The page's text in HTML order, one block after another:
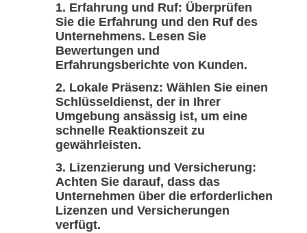
Erfahrung und Ruf: Überprüfen
Sie die Erfahrung und den Ruf des
Unternehmens. Lesen Sie
Bewertungen und
Erfahrungsberichte von Kunden.
Lokale Präsenz: Wählen Sie einen
Schlüsseldienst, der in Ihrer
Umgebung ansässig ist, um eine
schnelle Reaktionszeit zu
gewährleisten.
Lizenzierung und Versicherung:
Achten Sie darauf, dass das
Unternehmen über die erforderlichen
Lizenzen und Versicherungen
verfügt.